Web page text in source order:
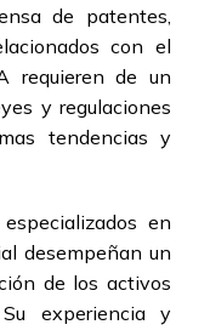
de patentes,
con el
requieren de un
y regulaciones
tendencias y
en
desempeñan un
de los activos
experiencia y